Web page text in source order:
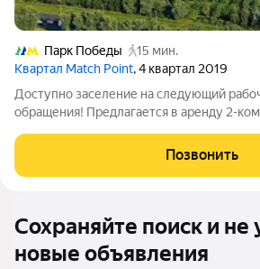
Парк Победы
15 мин.
Квартал Match Point, 4 квартал 2019
Доступно заселение на следующий
обращения! Предлагается в аренду 2-
высокими потолками площадью 65 м2,
тринадцатом этаже нового арендного
Позвонить
Сохраняйте поиск и не
новые объявления